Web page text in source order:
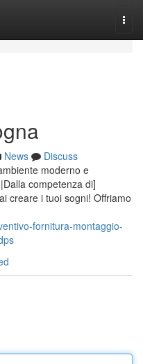
News
Discuss
moderno e
competenza di]
creare i tuoi sogni! Offriamo
fornitura-montaggio-